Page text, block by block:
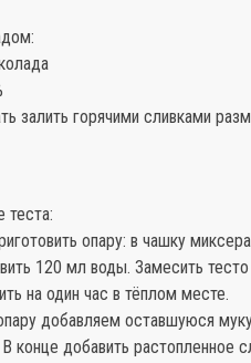
залить горячими сливками
теста:
опару: в чашку
120 мл воды. Замесить тесто
на один час в тёплом месте.
добавляем оставшуюся
В конце добавить растопленное